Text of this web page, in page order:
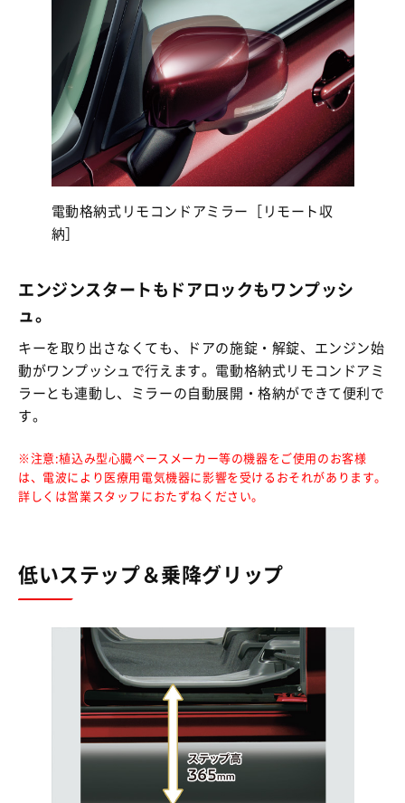
電動格納式リモコンドアミラー［リモート収
納］
エンジンスタートもドアロックもワンプッシ
ュ。
キーを取り出さなくても、ドアの施錠・解錠、エンジン始
動がワンプッシュで行えます。電動格納式リモコンドアミ
ラーとも連動し、ミラーの自動展開・格納ができて便利で
す。
※注意:植込み型心臓ペースメーカー等の機器をご使用のお客様
は、電波により医療用電気機器に影響を受けるおそれがあります。
詳しくは営業スタッフにおたずねください。
低いステップ＆乗降グリップ